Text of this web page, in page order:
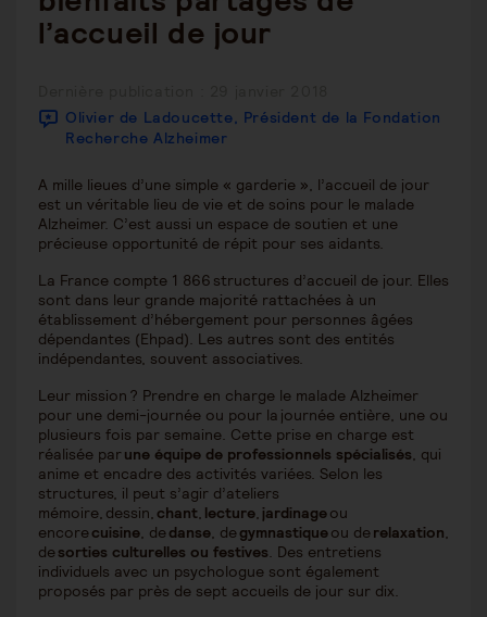
l’accueil de jour
publiée :
Olivier de Ladoucette, Président de la Fondation
Recherche Alzheimer
A mille lieues d’une simple « garderie », l’accueil de jour
est un véritable lieu de vie et de soins pour le malade
Alzheimer. C’est aussi un espace de soutien et une
précieuse opportunité de répit pour ses aidants.
La France compte 1 866 structures d’accueil de jour. Elles
sont dans leur grande majorité rattachées à un
établissement d’hébergement pour personnes âgées
dépendantes (Ehpad). Les autres sont des entités
indépendantes, souvent associatives.
Leur mission ? Prendre en charge le malade Alzheimer
pour une demi-journée ou pour la journée entière, une ou
plusieurs fois par semaine. Cette prise en charge est
réalisée parune équipe de professionnels spécialisés, qui
anime et encadre des activités variées. Selon les
structures, il peut s’agir d’ateliers
mémoire, dessin, chant, lecture, jardinageou
encorecuisine, dedanse, degymnastiqueou derelaxation,
desorties culturelles ou festives. Des entretiens
individuels avec un psychologue sont également
proposés par près de sept accueils de jour sur dix.